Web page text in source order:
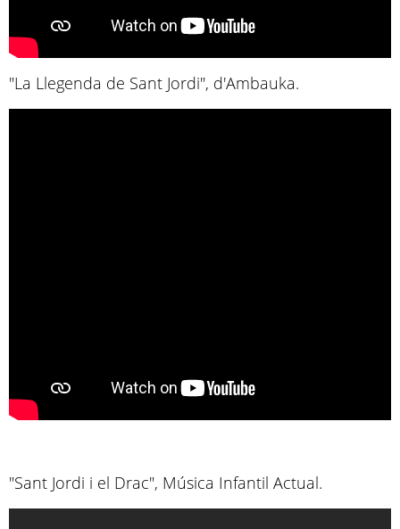
"La Llegenda de Sant Jordi", d'Ambauka.
"Sant Jordi i el Drac", Música Infantil Actual.